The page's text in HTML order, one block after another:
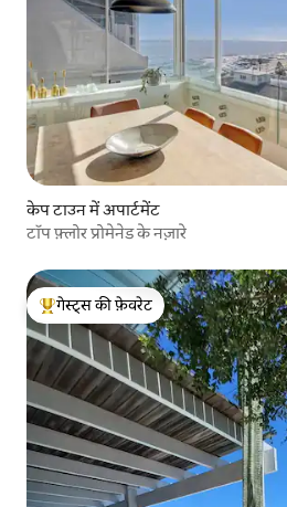
केप टाउन में अपार्टमेंट
टॉप फ़्लोर प्रोमेनेड के नज़ारे
गेस्ट्स का टॉप फ़ेवरेट
गेस्ट्स की फ़ेवरेट